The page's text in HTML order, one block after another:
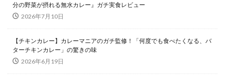
分の野菜が摂れる無水カレー』ガチ実食レビュー
2026年7月10日
【チキンカレー】カレーマニアのガチ監修！「何度でも食べたくなる、バ
ターチキンカレー」の驚きの味
2026年6月19日